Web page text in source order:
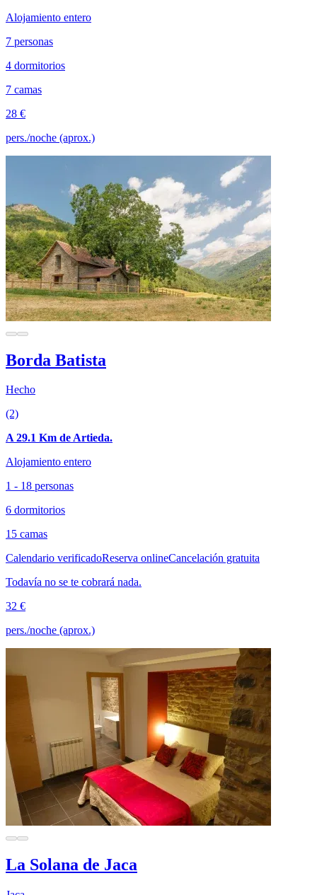
Alojamiento entero
7 personas
4 dormitorios
7 camas
28 €
pers./noche (aprox.)
Borda Batista
Hecho
(2)
A 29.1 Km de Artieda.
Alojamiento entero
1 - 18 personas
6 dormitorios
15 camas
Calendario verificadoReserva onlineCancelación gratuita
Todavía no se te cobrará nada.
32 €
pers./noche (aprox.)
La Solana de Jaca